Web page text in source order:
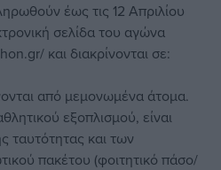
έως τις 12 Απριλίου
σελίδα του αγώνα
και διακρίνονται σε:
από μεμονωμένα άτομα.
εξοπλισμού, είναι
ταυτότητας και των
πακέτου (φοιτητικό πάσο/